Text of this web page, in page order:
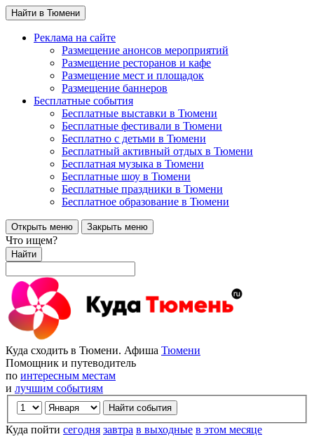
Найти в Тюмени
Реклама на сайте
Размещение анонсов мероприятий
Размещение ресторанов и кафе
Размещение мест и площадок
Размещение баннеров
Бесплатные события
Бесплатные выставки в Тюмени
Бесплатные фестивали в Тюмени
Бесплатно с детьми в Тюмени
Бесплатный активный отдых в Тюмени
Бесплатная музыка в Тюмени
Бесплатные шоу в Тюмени
Бесплатные праздники в Тюмени
Бесплатное образование в Тюмени
Открыть меню Закрыть меню
Что ищем?
Найти
Куда сходить в Тюмени. Афиша Тюмени
Помощник и путеводитель
по интересным местам
и лучшим событиям
Куда пойти сегодня завтра в выходные в этом месяце